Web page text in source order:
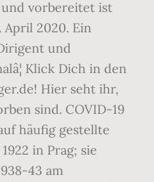
vorbereitet ist
2020. Ein
und
Klick Dich in den
Hier seht ihr,
sind. COVID-19
häufig gestellte
in Prag; sie
43 am